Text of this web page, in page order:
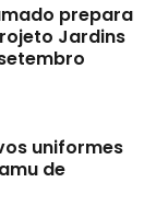
prepara
Jardins
uniformes
de